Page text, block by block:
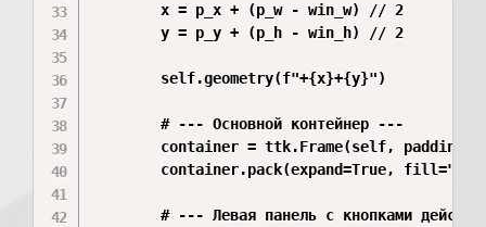
        x = p_x + (p_w - win_w) // 2
        y = p_y + (p_h - win_h) // 2
        self.geometry(f"+{x}+{y}")
        # --- Основной контейнер ---
container = ttk.Frame(self,
container.pack(expand=True,
# --- Левая панель с кнопками